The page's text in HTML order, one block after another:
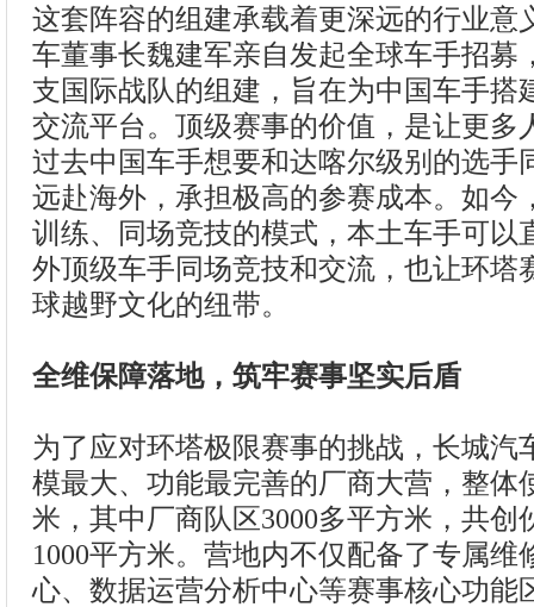
这套阵容的组建承载着更深远的行业意
车董事长魏建军亲自发起全球车手招募
支国际战队的组建，旨在为中国车手搭
交流平台。顶级赛事的价值，是让更多
过去中国车手想要和达喀尔级别的选手
远赴海外，承担极高的参赛成本。如今
训练、同场竞技的模式，本土车手可以
外顶级车手同场竞技和交流，也让环塔
球越野文化的纽带。
全维保障落地，筑牢赛事坚实后盾
为了应对环塔极限赛事的挑战，长城汽
模最大、功能最完善的厂商大营，整体
米，其中厂商队区3000多平方米，共创
1000平方米。营地内不仅配备了专属维
心、数据运营分析中心等赛事核心功能